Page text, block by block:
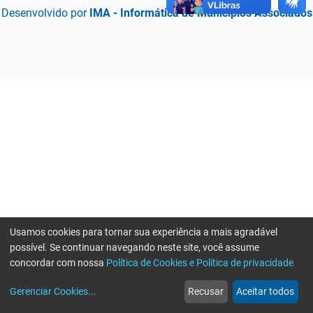
Desenvolvido por IMA - Informática de Municípios Associados
web
Notícias
more_horiz
Mais
Usamos cookies para tornar sua experiência a mais agradável
possível. Se continuar navegando neste site, você assume
concordar com nossa Política de Cookies e Política de privacidade
Gerenciar Cookies... Recusar Aceitar todos
Erro ao enviar informações, por favor tente novamente